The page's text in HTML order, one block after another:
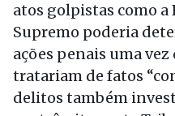
atos golpistas como a
Supremo poderia
ações penais uma vez
tratariam de fatos
delitos também